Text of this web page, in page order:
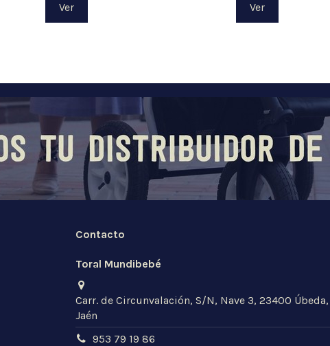
Ver Ver
Contacto
Toral Mundibebé
Carr. de Circunvalación, S/N, Nave 3, 23400 Úbeda,
Jaén
953 79 19 86